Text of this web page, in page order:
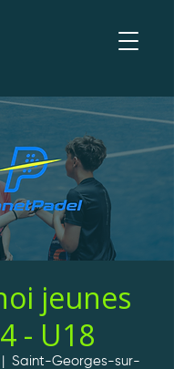
jeunes
- U18
Saint-Georges-sur-